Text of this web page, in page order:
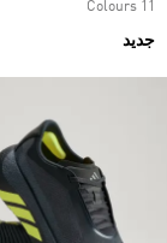
11 Colours
جديد